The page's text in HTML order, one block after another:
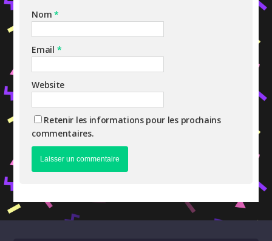
Nom*
Email *
Website
Retenir les informations pour les prochains
commentaires.